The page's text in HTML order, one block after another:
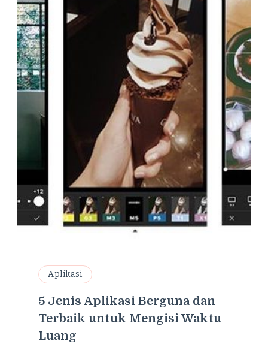
Aplikasi
5 Jenis Aplikasi Berguna dan
Terbaik untuk Mengisi Waktu
Luang